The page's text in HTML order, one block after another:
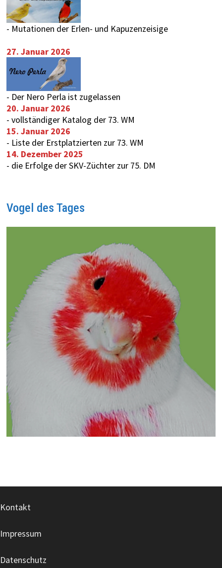
- Mutationen der Erlen- und Kapuzenzeisige
27. Januar 2026
- Der Nero Perla ist zugelassen
20. Januar 2026
- vollständiger Katalog der 73. WM
15. Januar 2026
- Liste der Erstplatzierten zur 73. WM
14. Dezember 2025
- die Erfolge der SKV-Züchter zur 75. DM
Vogel des Tages
Kontakt
Impressum
Datenschutz